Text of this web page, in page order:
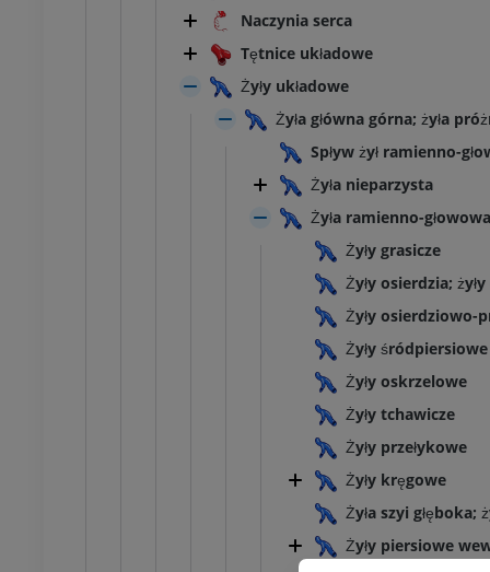
Naczynia serca
Tętnice układowe
Żyły układowe
Żyła główna górna; żyła
Spływ żył ramienno-
Żyła nieparzysta
Żyła ramienno-głowowa
Żyły grasicze
Żyły osierdzia;
Żyły osierdziowo-
Żyły śródpiersiowe
Żyły oskrzelowe
Żyły tchawicze
Żyły przełykowe
Żyły kręgowe
Żyła szyi głęboka;
Żyły piersiowe